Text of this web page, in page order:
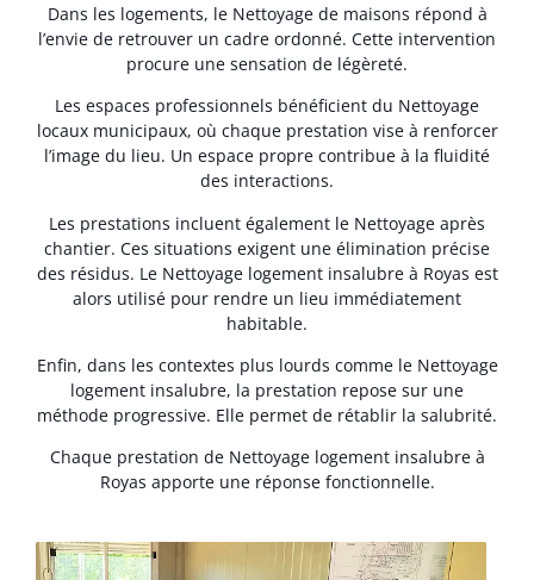
Dans les logements, le Nettoyage de maisons répond à
l’envie de retrouver un cadre ordonné. Cette intervention
procure une sensation de légèreté.
Les espaces professionnels bénéficient du Nettoyage
locaux municipaux, où chaque prestation vise à renforcer
l’image du lieu. Un espace propre contribue à la fluidité
des interactions.
Les prestations incluent également le Nettoyage après
chantier. Ces situations exigent une élimination précise
des résidus. Le Nettoyage logement insalubre à Royas est
alors utilisé pour rendre un lieu immédiatement
habitable.
Enfin, dans les contextes plus lourds comme le Nettoyage
logement insalubre, la prestation repose sur une
méthode progressive. Elle permet de rétablir la salubrité.
Chaque prestation de Nettoyage logement insalubre à
Royas apporte une réponse fonctionnelle.